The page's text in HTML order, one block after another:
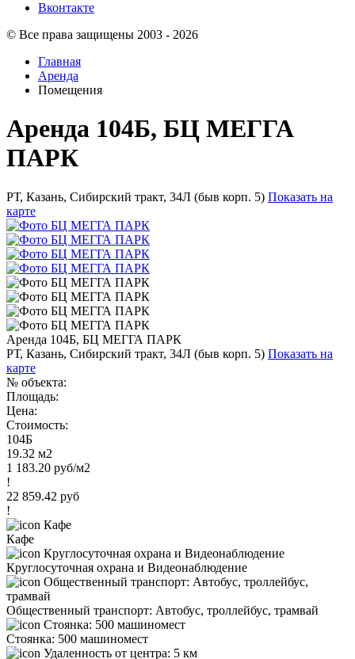
Вконтакте
© Все права защищены 2003 - 2026
Главная
Аренда
Помещения
Аренда 104Б, БЦ МЕГГА
ПАРК
РТ, Казань, Сибирский тракт, 34Л (быв корп. 5) Показать на
карте
Аренда 104Б, БЦ МЕГГА ПАРК
РТ, Казань, Сибирский тракт, 34Л (быв корп. 5) Показать на
карте
№ объекта:
Площадь:
Цена:
Стоимость:
104Б
19.32 м2
1 183.20 руб/м2
!
22 859.42 руб
!
Кафе
Круглосуточная охрана и Видеонаблюдение
Общественный транспорт: Автобус, троллейбус, трамвай
Стоянка: 500 машиномест